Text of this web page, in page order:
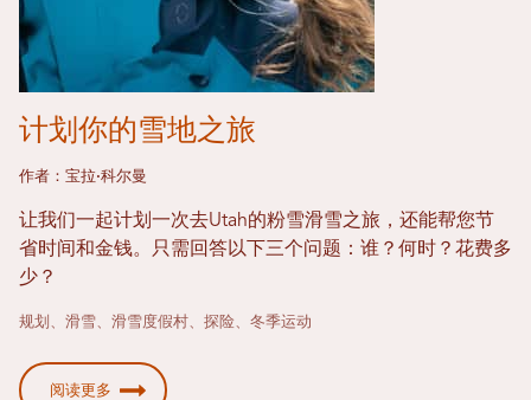
计划你的雪地之旅
作者：宝拉·科尔曼
让我们一起计划一次去Utah的粉雪滑雪之旅，还能帮您节
省时间和金钱。只需回答以下三个问题：谁？何时？花费多
少？
规划、滑雪、滑雪度假村、探险、冬季运动
阅读更多